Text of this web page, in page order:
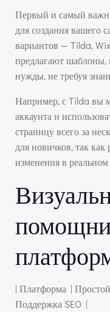
Первый и самый
для создания вашего
вариантов — Tilda,
предлагают шаблоны,
нужды, не требуя
Например, с Tilda вы
аккаунта и
страницу всего за
для новичков, так как
изменения в
| Платформа |
Поддержка SEO |